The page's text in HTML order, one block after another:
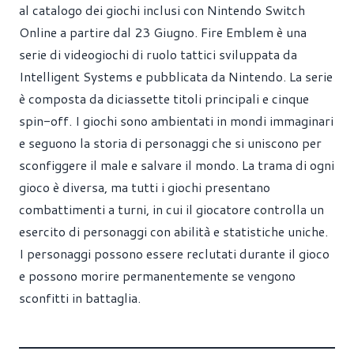
al catalogo dei giochi inclusi con Nintendo Switch
Online a partire dal 23 Giugno. Fire Emblem è una
serie di videogiochi di ruolo tattici sviluppata da
Intelligent Systems e pubblicata da Nintendo. La serie
è composta da diciassette titoli principali e cinque
spin-off. I giochi sono ambientati in mondi immaginari
e seguono la storia di personaggi che si uniscono per
sconfiggere il male e salvare il mondo. La trama di ogni
gioco è diversa, ma tutti i giochi presentano
combattimenti a turni, in cui il giocatore controlla un
esercito di personaggi con abilità e statistiche uniche.
I personaggi possono essere reclutati durante il gioco
e possono morire permanentemente se vengono
sconfitti in battaglia.